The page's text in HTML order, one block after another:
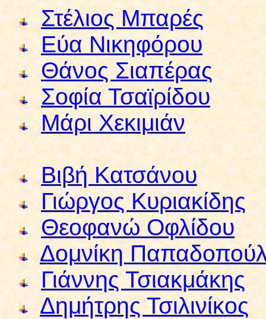
Στέλιος Μπαρές
Εύα Νικηφόρου
Θάνος Σιαπέρας
Σοφία Τσαϊρίδου
Μάρι Χεκιμιάν
Βιβή Κατσάνου
Γιώργος Κυριακίδης
Θεοφανώ Οφλίδου
Δομνίκη
Γιάννης Τσιακμάκης
Δημήτρης Τσιλινίκος